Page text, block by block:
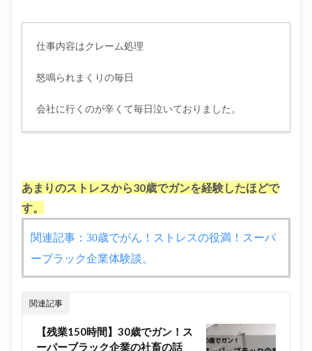
仕事内容はクレーム処理
怒鳴られまくりの毎日
会社に行くのが辛くて毎日泣いておりました。
あまりのストレスから30歳でガンを経験したほどで
す。
関連記事：30歳でがん！ストレスの役満！スーパ
ーブラック企業体験談。
関連記事
【残業150時間】30歳でガン！ス
ーパーブラック企業の社畜の話